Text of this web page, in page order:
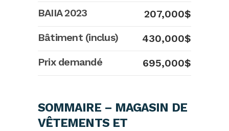
BAIIA 2023
207,000$
Bâtiment (inclus)
430,000$
Prix demandé
695,000$
SOMMAIRE – MAGASIN DE
VÊTEMENTS ET